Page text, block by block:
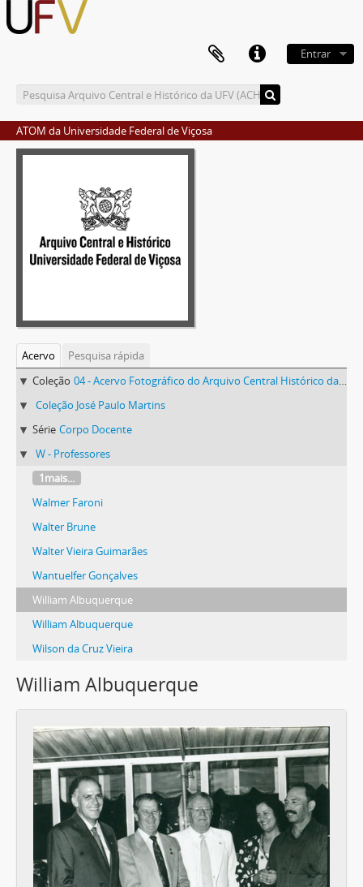
Entrar
ATOM da Universidade Federal de Viçosa
Acervo
Pesquisa rápida
Coleção 04 - Acervo Fotográfico do Arquivo Central Histórico da UFV
Coleção José Paulo Martins
Série Corpo Docente
W - Professores
1mais...
Walmer Faroni
Walter Brune
Walter Vieira Guimarães
Wantuelfer Gonçalves
William Albuquerque
William Albuquerque
Wilson da Cruz Vieira
William Albuquerque